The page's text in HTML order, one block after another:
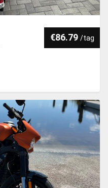
€86.79 /tag